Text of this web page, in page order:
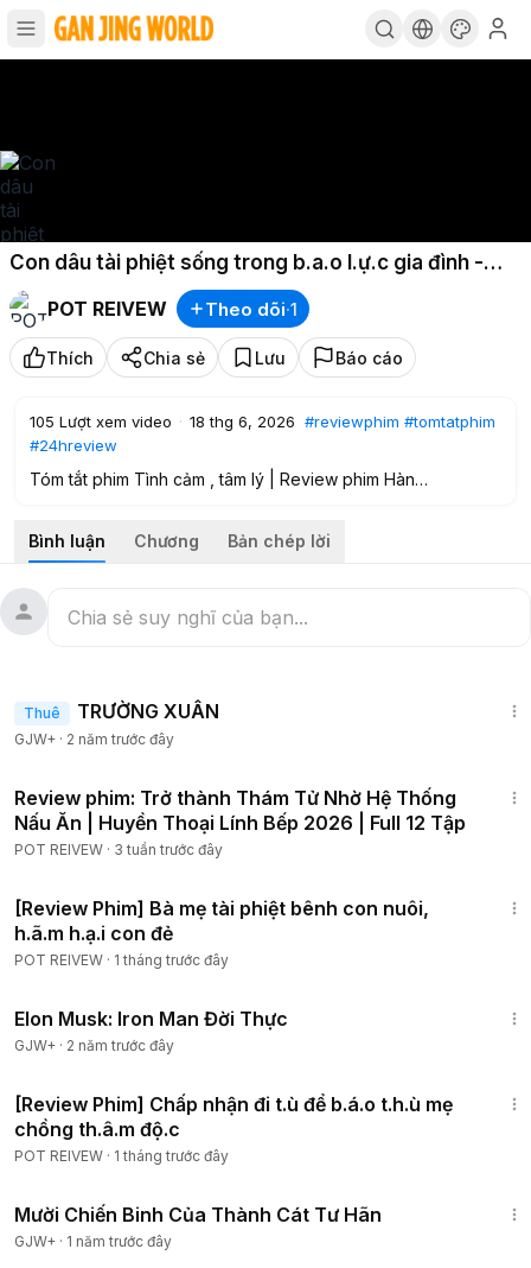
Con dâu tài phiệt sống trong b.a.o l.ự.c gia đình -
Review phim Hàn
POT REIVEW
Theo dõi·1
Thích Chia sẻ Lưu Báo cáo
105 Lượt xem video · 18 thg 6, 2026 #reviewphim #tomtatphim
#24hreview
Tóm tắt phim Tình cảm , tâm lý | Review phim Hàn
Con dâu tài phiệt sống trong b.a.o l.ự.c gia đình...!
#reviewphim
#tomtatphim
#24hreview
#tamly
#reviewphimhay
Bình luận Chương Bản chép lời
Thuê TRƯỜNG XUÂN
GJW+ · 2 năm trước đây
Review phim: Trở thành Thám Tử Nhờ Hệ Thống
Nấu Ăn | Huyền Thoại Lính Bếp 2026 | Full 12 Tập
POT REIVEW · 3 tuần trước đây
[Review Phim] Bà mẹ tài phiệt bênh con nuôi,
h.ã.m h.ạ.i con đẻ
POT REIVEW · 1 tháng trước đây
Elon Musk: Iron Man Đời Thực
GJW+ · 2 năm trước đây
[Review Phim] Chấp nhận đi t.ù để b.á.o t.h.ù mẹ
chồng th.â.m độ.c
POT REIVEW · 1 tháng trước đây
Mười Chiến Binh Của Thành Cát Tư Hãn
GJW+ · 1 năm trước đây